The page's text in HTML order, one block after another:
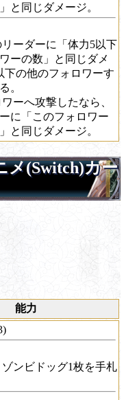
と同じダメージ。
ーダーに「体力5以下
ーの数」と同じダメ
下の他のフォロワーす
。
ーへ攻撃したなら、
に「このフォロワー
と同じダメージ。
メ(Switch)カー
能力
ゾンビドッグ1枚を手札